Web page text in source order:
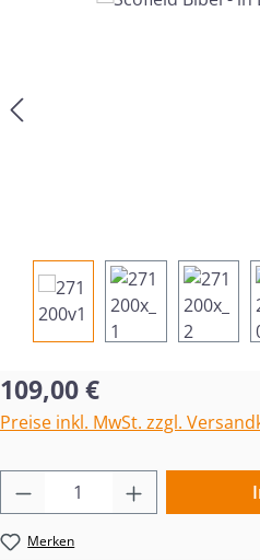
Regulärer Preis:
109,00 €
Preise inkl. MwSt. zzgl.
Produkt Anzahl: Gib
Merken